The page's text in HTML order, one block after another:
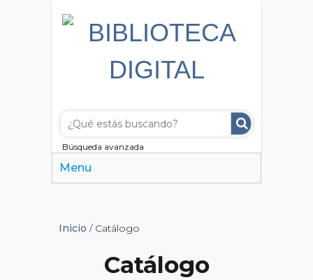
Búsqueda avanzada
Menu
Inicio / Catálogo
Catálogo